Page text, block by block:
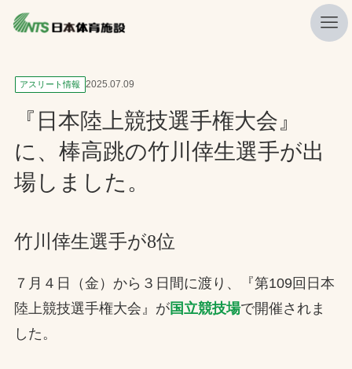
私たちの強み
ニュース
プレスリリース
レポート
施工・管理実績一覧
採用情報
アスリート情報 2025.07.09
『日本陸上競技選手権大会』
に、棒高跳の竹川倖生選手が出
場しました。
竹川倖生選手が8位
７月４日（金）から３日間に渡り、『第109回日本
陸上競技選手権大会』が国立競技場で開催されま
した。